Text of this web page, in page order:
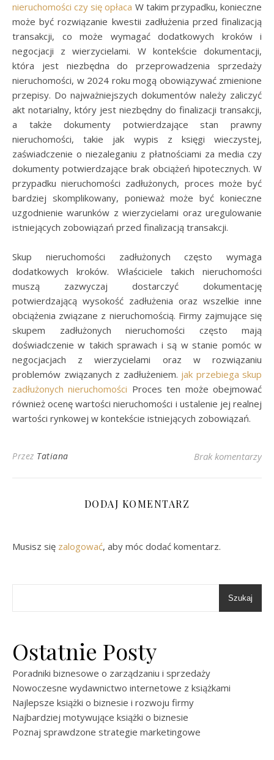
nieruchomości czy się opłaca W takim przypadku, konieczne
może być rozwiązanie kwestii zadłużenia przed finalizacją
transakcji, co może wymagać dodatkowych kroków i
negocjacji z wierzycielami. W kontekście dokumentacji,
która jest niezbędna do przeprowadzenia sprzedaży
nieruchomości, w 2024 roku mogą obowiązywać zmienione
przepisy. Do najważniejszych dokumentów należy zaliczyć
akt notarialny, który jest niezbędny do finalizacji transakcji,
a także dokumenty potwierdzające stan prawny
nieruchomości, takie jak wypis z księgi wieczystej,
zaświadczenie o niezaleganiu z płatnościami za media czy
dokumenty potwierdzające brak obciążeń hipotecznych. W
przypadku nieruchomości zadłużonych, proces może być
bardziej skomplikowany, ponieważ może być konieczne
uzgodnienie warunków z wierzycielami oraz uregulowanie
istniejących zobowiązań przed finalizacją transakcji.
Skup nieruchomości zadłużonych często wymaga
dodatkowych kroków. Właściciele takich nieruchomości
muszą zazwyczaj dostarczyć dokumentację
potwierdzającą wysokość zadłużenia oraz wszelkie inne
obciążenia związane z nieruchomością. Firmy zajmujące się
skupem zadłużonych nieruchomości często mają
doświadczenie w takich sprawach i są w stanie pomóc w
negocjacjach z wierzycielami oraz w rozwiązaniu
problemów związanych z zadłużeniem. jak przebiega skup
zadłużonych nieruchomości Proces ten może obejmować
również ocenę wartości nieruchomości i ustalenie jej realnej
wartości rynkowej w kontekście istniejących zobowiązań.
Przez Tatiana Brak komentarzy
DODAJ KOMENTARZ
Musisz się zalogować, aby móc dodać komentarz.
Szukaj
Ostatnie Posty
Poradniki biznesowe o zarządzaniu i sprzedaży
Nowoczesne wydawnictwo internetowe z książkami
Najlepsze książki o biznesie i rozwoju firmy
Najbardziej motywujące książki o biznesie
Poznaj sprawdzone strategie marketingowe